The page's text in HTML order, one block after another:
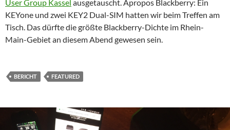
User Group Kassel ausgetauscht. Apropos Blackberry: Ein
KEYone und zwei KEY2 Dual-SIM hatten wir beim Treffen am
Tisch. Das dürfte die größte Blackberry-Dichte im Rhein-
Main-Gebiet an diesem Abend gewesen sein.
BERICHT FEATURED